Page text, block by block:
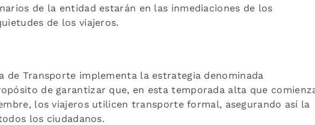
de la entidad estarán en las inmediaciones de los
de los viajeros.
de Transporte implementa la estrategia denominada
de garantizar que, en esta temporada alta que
los viajeros utilicen transporte formal, asegurando así la
los ciudadanos.